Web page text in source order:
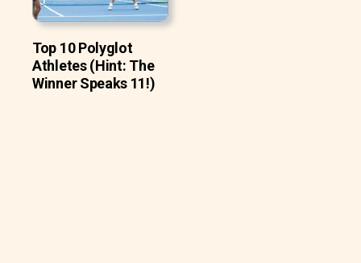
Top 10 Polyglot
Athletes (Hint: The
Winner Speaks 11!)